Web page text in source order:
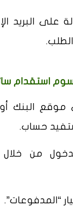
استقدام
موقع البنك
حساب.
من خلال